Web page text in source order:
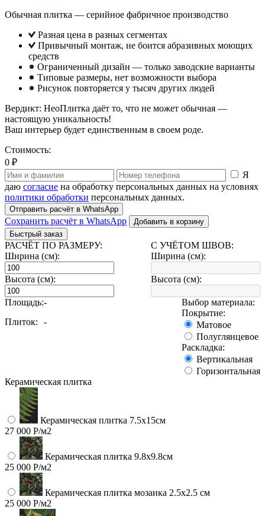
Обычная плитка — серийное фабричное производство
Разная цена в разных сегментах
Привычный монтаж, не боится абразивных моющих
средств
Ограниченный дизайн — только заводские варианты
Типовые размеры, нет возможности выбора
Рисунок повторяется у тысяч других людей
Вердикт: НеоПлитка даёт то, что не может обычная —
настоящую уникальность!
Ваш интерьер будет единственным в своем роде.
Стоимость:
0 ₽
Я
даю согласие на обработку персональных данных на условиях
политики обработки персональных данных.
Отправить расчёт в WhatsApp
Сохранить расчёт в WhatsApp
Добавить в корзину
Быстрый заказ
РАСЧЁТ ПО РАЗМЕРУ:
Ширина (см):
Высота (см):
С УЧЁТОМ ШВОВ:
Ширина (см):
Высота (см):
Площадь:-
Плиток:
-
Выбор материала:
Покрытие:
Матовое
Полуглянцевое
Раскладка:
Вертикальная
Горизонтальная
Керамическая плитка
Керамическая плитка 7.5х15см
27 000 Р/м2
Керамическая плитка 9.8x9.8см
25 000 Р/м2
Керамическая плитка мозаика 2.5x2.5 см
25 000 Р/м2